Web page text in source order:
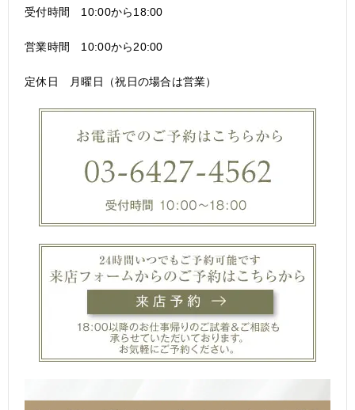
受付時間 10:00から18:00
営業時間 10:00から20:00
定休日 月曜日（祝日の場合は営業）